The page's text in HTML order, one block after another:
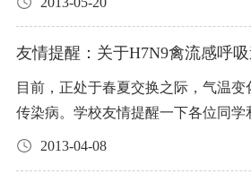
中标价精确到角（0.1元）。 2、食品招标具体要求见说明
章无效。 投标人单位（盖章）： 投标人（签名）： 身份证
号码： 投标时间： 附表四： 实验小学
食堂食品投标表 类别：食用调味品 品名 规格 品牌 单位 月
供应量 单价 金额 盐 斤 1200 酱油 升 500 醋 升 100 味精 斤
工作日内。 7、开标时间：2015年8月15日下午3：00 8、签
约时间为2015年8月20日 9、投标、开标地点：相城区采莲
路1268号，相城实验小学内苏州市实验
管理中心 10、咨询电话：65753510 联系人： 费建中139155
42005 潘 飞15295622552 2015
月供应量 单价 金额 大排 斤 2850 小排 斤 1000 方肉 斤 2000
办公室或实验
室内吸烟。采取有效措
育部门和学校要采取多种形式，利
学等重要时间节点，利用课堂、讲
开展禁烟教育。讲透吸烟的危害性，
半天及以上的，须向分管副校长请示
校长批示文件的外出开会、培训，
告知。 3、直接来电来函但未有校长批文的外出事宜，须先
报校长室请示，由校长室决定。 （三）全体教职工在暑
假、寒假外出旅游的，均须向分管负
金文曦、胡世海、吴秀芳、钟惠清、许 芳、张振娟、
薛 蔚、顾 丽、王 玲、胡春芳、盛 妍、宋婷婷、巫莹丹、
郑千倩、刘 倩、杨纯璐、孙 芳 鼓励奖75人 陈郦琦、华
静、王 婧、叶 俭、汪 燕、杨竹翠、王 晶、陈莉萍、顾
蕊、朱桂珍、阙丽华、王静(数)、张 华、祁 昀、査 青、叶
音乐：陆红英 小学体育：王 省、叶苏霞 小学美术：谈文化
幼 儿 园：俞 璐、陈旻莉、陈晓
中心副主任职务。 陈凉，男，1979.11.28出生，2001.8.1参
加工作，大学学历，小高，中共党员
小高。拟任市实小学生处副主任。 黄斐，女，1980.3.3出
神，结合学校实际，在原有《结构工
本；以德为先、注重实绩；激励先
正、简便易行”为准绳，特制定本绩效
基本原则： 1、实施绩效工资，应该更有利于整个集团的稳
定、健康发展。 2、实施绩效工资，应该更有利于推动教职
友情提醒：关于H7N9禽流感呼
目前，正处于春夏交换之际，气温
传染病。学校友情提醒一下各位同学
人感染H7N9禽流感和其他呼吸道传
2013-04-08